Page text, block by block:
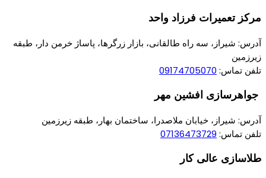
مرکز تعمیرات فرزاد واحد
آدرس: شیراز، سه راه طالقانی، بازار زرگرها، پاساژ خرمن دار، طبقه
زیرزمین
تلفن تماس: 09174705070
جواهرسازی افشین مهر
آدرس: شیراز، خیابان ملاصدرا، ساختمان بهار، طبقه زیرزمین
تلفن تماس: 07136473729
طلاسازی عالی کار